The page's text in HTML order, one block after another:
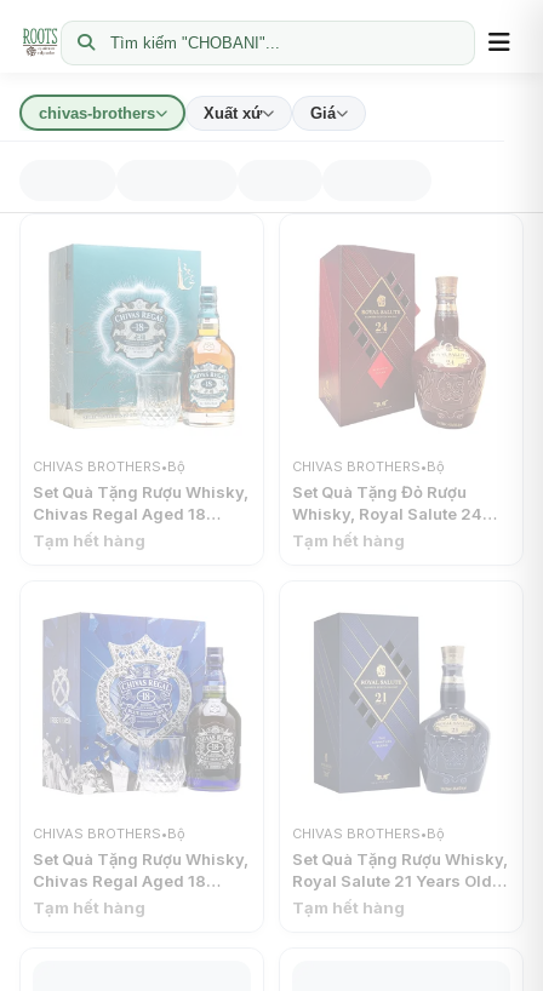
Tìm kiếm "CHOBANI"...
chivas-brothers Xuất xứ Giá
CHIVAS BROTHERS•Bộ
Set Quà Tặng Rượu Whisky,
Chivas Regal Aged 18
Years, Mizunara Oak Casks
Tạm hết hàng
CHIVAS BROTHERS•Bộ
Set Quà Tặng Đỏ Rượu
Whisky, Royal Salute 24
Years Old, Blended Scotch
Tạm hết hàng
CHIVAS BROTHERS•Bộ
Set Quà Tặng Rượu Whisky,
Chivas Regal Aged 18
Years, Blended Scotch
Tạm hết hàng
CHIVAS BROTHERS•Bộ
Set Quà Tặng Rượu Whisky,
Royal Salute 21 Years Old,
Blended Scotch Whisky,
Tạm hết hàng